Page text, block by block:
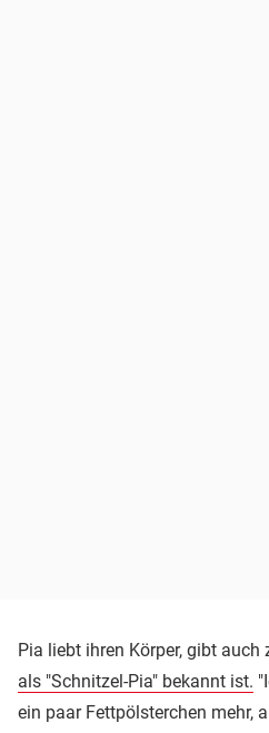
Pia liebt ihren Körper, gibt auch
als "Schnitzel-Pia" bekannt ist.
ein paar Fettpölsterchen mehr,